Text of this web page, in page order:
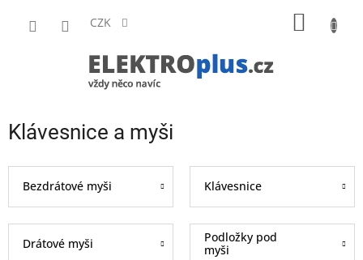
CZK
Klávesnice a myši
Bezdrátové myši Klávesnice
Drátové myši
Podložky pod
myši